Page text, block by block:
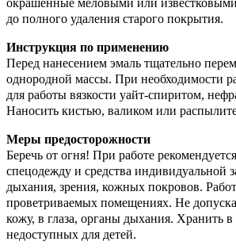
окрашенные меловыми или
до полного удаления старого покрытия.
Инструкция по применению
Перед нанесением эмаль тщательно
однородной массы. При необходимости
для работы вязкости уайт-спиритом,
Наносить кистью, валиком или
Меры предосторожности
Беречь от огня! При работе
спецодежду и средства индивидуальной
дыхания, зрения, кожных покровов.
проветриваемых помещениях. Не
кожу, в глаза, органы дыхания. Хранить в
недоступных для детей.